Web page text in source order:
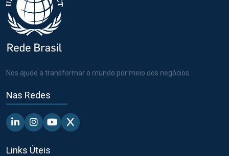
Nos ajude a transformar o mundo por meio dos negócios.
Nas Redes
Linkedin - Pacto Global BR
Instagram - Pacto Global BR
Youtube - Pacto Global BR
X - Pacto Global BR
Links Úteis